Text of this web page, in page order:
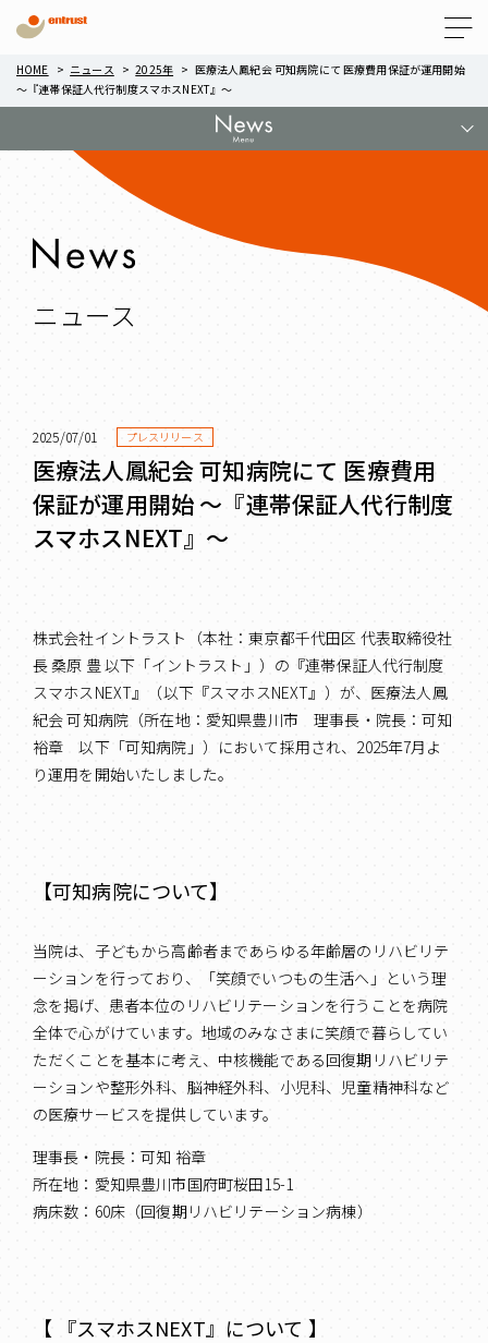
HOME ニュース 2025年
医療法人鳳紀会 可知病院にて 医療費用保証が運用開始
～『連帯保証人代行制度スマホスNEXT』～
ニュース
2025/07/01 プレスリリース
医療法人鳳紀会 可知病院にて 医療費用
保証が運用開始 ～『連帯保証人代行制度
スマホスNEXT』～
株式会社イントラスト（本社：東京都千代田区 代表取締役社
長 桑原 豊 以下「イントラスト」）の『連帯保証人代行制度
スマホスNEXT』（以下『スマホスNEXT』）が、医療法人鳳
紀会 可知病院（所在地：愛知県豊川市 理事長・院長：可知
裕章 以下「可知病院」）において採用され、2025年7月よ
り運用を開始いたしました。
【可知病院について】
当院は、子どもから高齢者まであらゆる年齢層のリハビリテ
ーションを行っており、「笑顔でいつもの生活へ」という理
念を掲げ、患者本位のリハビリテーションを行うことを病院
全体で心がけています。地域のみなさまに笑顔で暮らしてい
ただくことを基本に考え、中核機能である回復期リハビリテ
ーションや整形外科、脳神経外科、小児科、児童精神科など
の医療サービスを提供しています。
理事長・院長：可知 裕章
所在地：愛知県豊川市国府町桜田15-1
病床数：60床（回復期リハビリテーション病棟）
【 『スマホスNEXT』について 】